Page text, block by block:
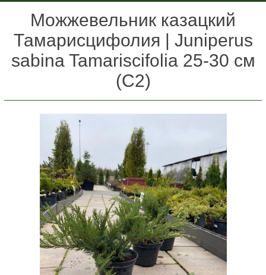
Можжевельник казацкий
Тамарисцифолия | Juniperus
sabina Tamariscifolia 25-30 см
(С2)